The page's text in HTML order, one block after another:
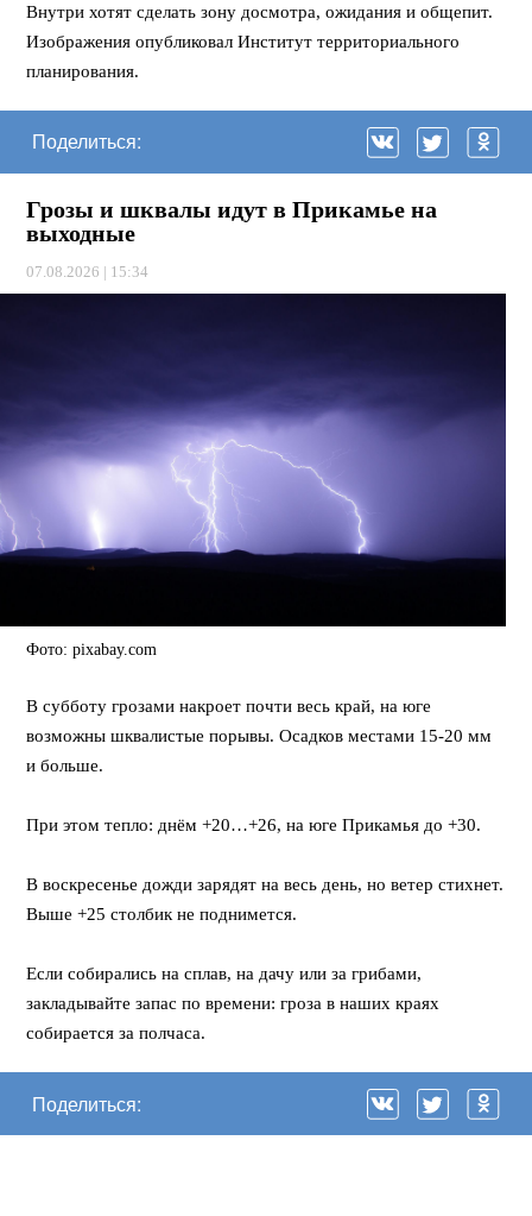
Внутри хотят сделать зону досмотра, ожидания и общепит.
Изображения опубликовал Институт территориального
планирования.
Поделиться:
Грозы и шквалы идут в Прикамье на
выходные
07.08.2026 | 15:34
Фото: pixabay.com
В субботу грозами накроет почти весь край, на юге
возможны шквалистые порывы. Осадков местами 15-20 мм
и больше.
При этом тепло: днём +20…+26, на юге Прикамья до +30.
В воскресенье дожди зарядят на весь день, но ветер стихнет.
Выше +25 столбик не поднимется.
Если собирались на сплав, на дачу или за грибами,
закладывайте запас по времени: гроза в наших краях
собирается за полчаса.
Поделиться: